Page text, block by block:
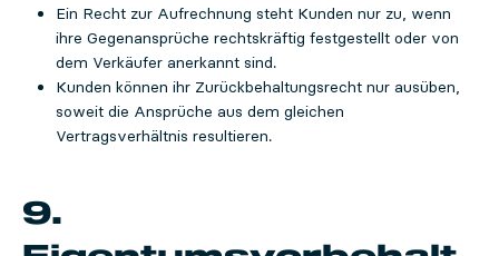
Ein Recht zur Aufrechnung steht Kunden nur zu, wenn
ihre Gegenansprüche rechtskräftig festgestellt oder von
dem Verkäufer anerkannt sind.
Kunden können ihr Zurückbehaltungsrecht nur ausüben,
soweit die Ansprüche aus dem gleichen
Vertragsverhältnis resultieren.
9.